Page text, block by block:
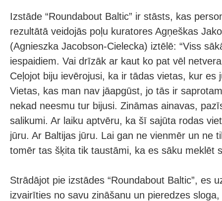
Izstāde “Roundabout Baltic” ir stāsts, kas
rezultātā veidojās poļu kuratores Agņeškas
(Agnieszka Jacobson-Cielecka) iztēlē: “Viss
iespaidiem. Vai drīzāk ar kaut ko pat vēl
Ceļojot biju ievērojusi, ka ir tādas vietas, kur es
Vietas, kas man nav jāapgūst, jo tās ir
nekad neesmu tur bijusi. Zināmas ainavas,
salikumi. Ar laiku aptvēru, ka šī sajūta rodas
jūru. Ar Baltijas jūru. Lai gan ne vienmēr un ne
tomēr tas šķita tik taustāmi, ka es sāku meklēt
Strādājot pie izstādes “Roundabout Baltic”, es
izvairīties no savu zināšanu un pieredzes